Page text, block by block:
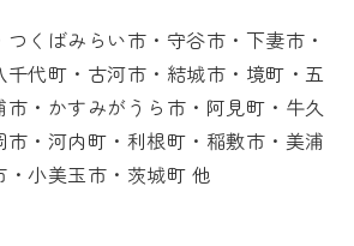
くばみらい市・守谷市・下妻市・
代町・古河市・結城市・境町・五
・かすみがうら市・阿見町・牛久
・河内町・利根町・稲敷市・美浦
小美玉市・茨城町 他